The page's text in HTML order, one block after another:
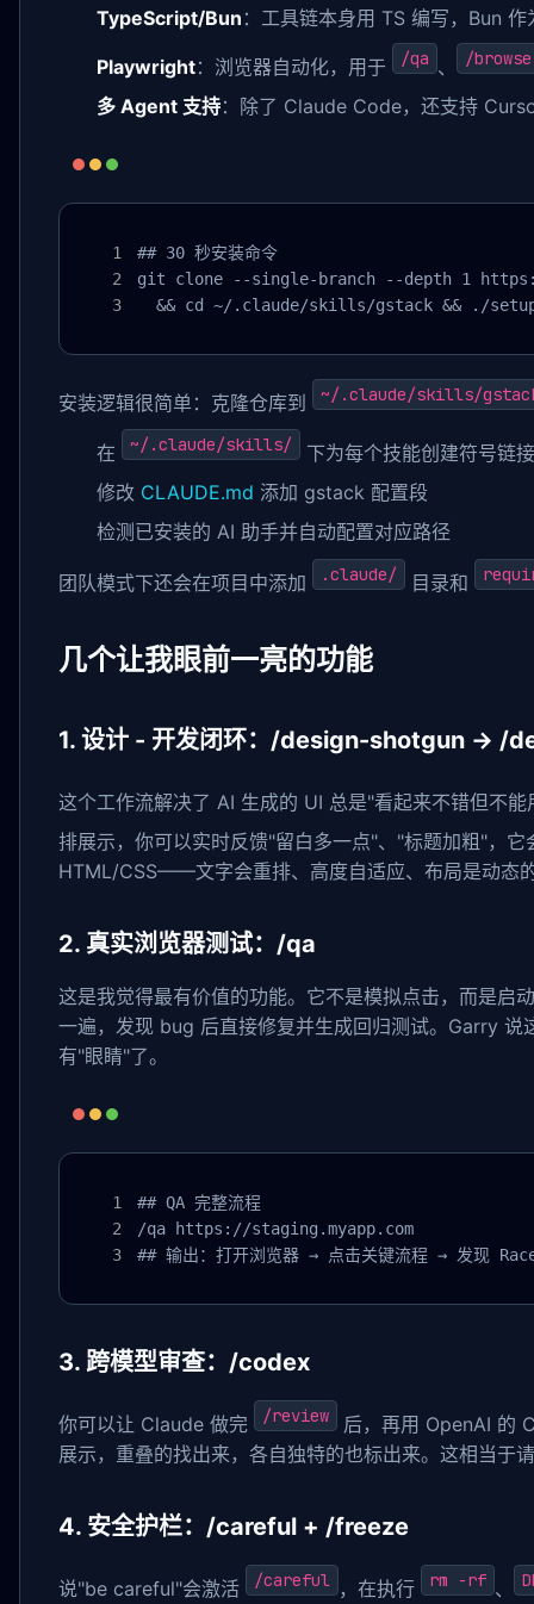
TypeScript/Bun ：工具链本身用 TS 编写，Bun
Playwright：浏览器自动化，用于 /qa 、 /browse
多 Agent 支持：除了 Claude Code，还支持
## 30 秒安装命令
git clone --single-branch --depth 1
&& cd ~/.claude/skills/gstack && ./
安装逻辑很简单：克隆仓库到 ~/.claude/skills/
在 ~/.claude/skills/
下为每个技能创建符号链接
修改 CLAUDE.md 添加 gstack 配置段
检测已安装的 AI 助手并自动配置对应路径
团队模式下还会在项目中添加 .claude/ 目录和
几个让我眼前一亮的功能
1. 设计 - 开发闭环：/design-shotgun → /
这个工作流解决了 AI 生成的 UI 总是"看起来不错但不能
排展示，你可以实时反馈"留白多一点"、"标题加粗"，
HTML/CSS——文字会重排、高度自适应、布局是动态
2. 真实浏览器测试：/qa
这是我觉得最有价值的功能。它不是模拟点击，而是
一遍，发现 bug 后直接修复并生成回归测试。Garry
有"眼睛"了。
## QA 完整流程
/qa https://staging.myapp.com
## 输出：打开浏览器 → 点击关键流程 → 发现
3. 跨模型审查：/codex
你可以让 Claude 做完 /review
后，再用 OpenAI 的
展示，重叠的找出来，各自独特的也标出来。这相当
4. 安全护栏：/careful + /freeze
说"be careful"会激活 /careful ，在执行 rm -rf 、